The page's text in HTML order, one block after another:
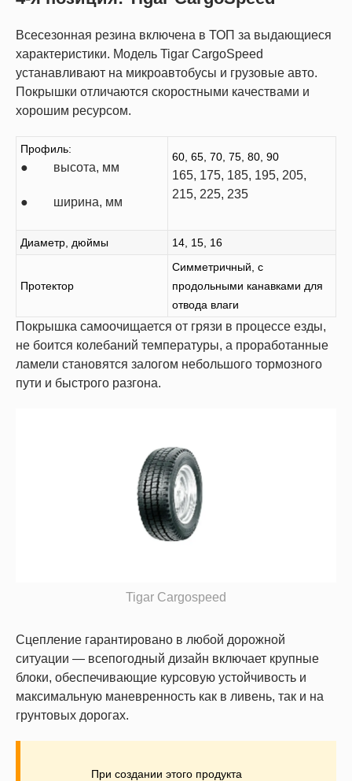
Всесезонная резина включена в ТОП за выдающиеся
характеристики. Модель Tigar CargoSpeed
устанавливают на микроавтобусы и грузовые авто.
Покрышки отличаются скоростными качествами и
хорошим ресурсом.
Профиль:
● высота, мм
● ширина, мм
60, 65, 70, 75, 80, 90
165, 175, 185, 195, 205,
215, 225, 235
Диаметр, дюймы 14, 15, 16
Протектор
Симметричный, с
продольными канавками для
отвода влаги
Покрышка самоочищается от грязи в процессе езды,
не боится колебаний температуры, а проработанные
ламели становятся залогом небольшого тормозного
пути и быстрого разгона.
Tigar Cargospeed
Сцепление гарантировано в любой дорожной
ситуации — всепогодный дизайн включает крупные
блоки, обеспечивающие курсовую устойчивость и
максимальную маневренность как в ливень, так и на
грунтовых дорогах.
При создании этого продукта